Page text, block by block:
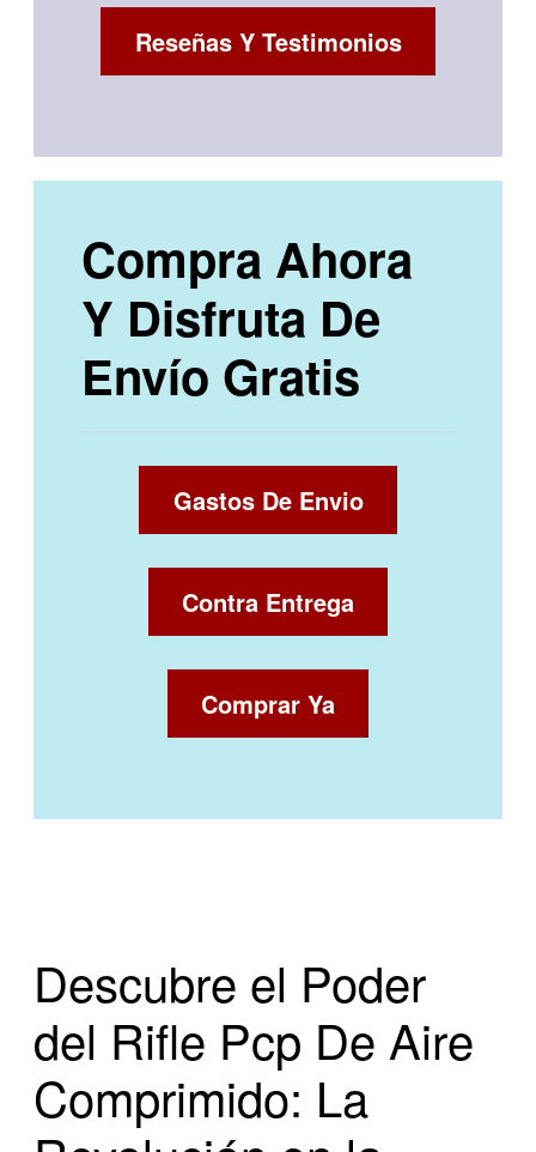
Reseñas Y Testimonios
Compra Ahora
Y Disfruta De
Envío Gratis
Gastos De Envio
Contra Entrega
Comprar Ya
Descubre el Poder
del Rifle Pcp De Aire
Comprimido: La